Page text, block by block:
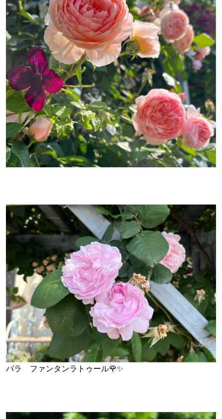
バラ ファンタンラトゥール🌹✨